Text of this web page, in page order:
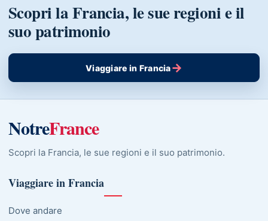
Scopri la Francia, le sue regioni e il
suo patrimonio
Viaggiare in Francia→
NotreFrance
Scopri la Francia, le sue regioni e il suo patrimonio.
Viaggiare in Francia
Dove andare